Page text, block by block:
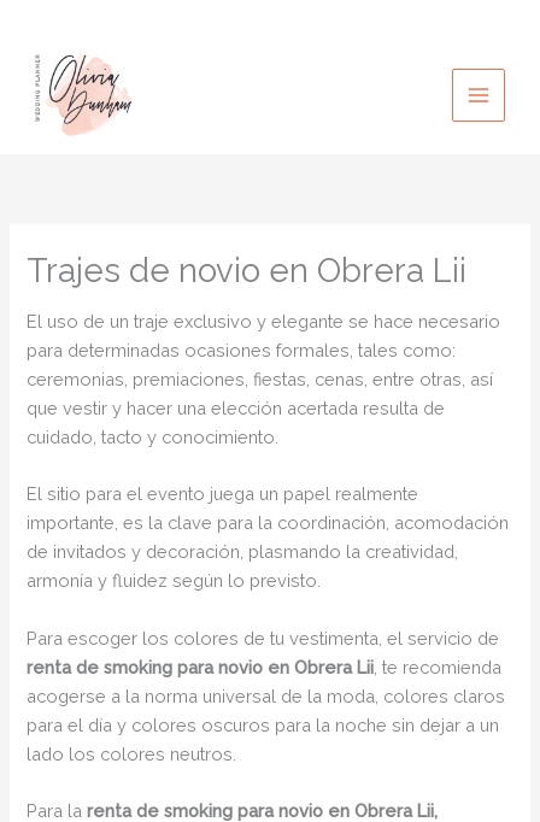
contenido
Trajes de novio en Obrera Lii
El uso de un traje exclusivo y elegante se hace necesario
para determinadas ocasiones formales, tales como:
ceremonias, premiaciones, fiestas, cenas, entre otras, así
que vestir y hacer una elección acertada resulta de
cuidado, tacto y conocimiento.
El sitio para el evento juega un papel realmente
importante, es la clave para la coordinación, acomodación
de invitados y decoración, plasmando la creatividad,
armonía y fluidez según lo previsto.
Para escoger los colores de tu vestimenta, el servicio de
renta de smoking para novio en Obrera Lii , te recomienda
acogerse a la norma universal de la moda, colores claros
para el día y colores oscuros para la noche sin dejar a un
lado los colores neutros.
Para larenta de smoking para novio en Obrera Lii,